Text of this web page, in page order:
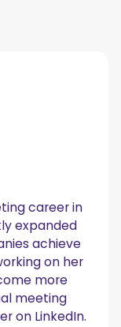
career in
expanded
achieve
on her
more
meeting
on LinkedIn.